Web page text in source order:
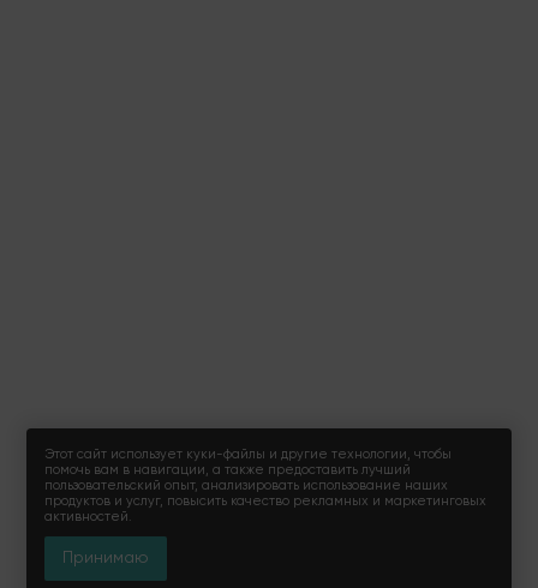
Этот сайт использует куки-файлы и другие технологии, чтобы
помочь вам в навигации, а также предоставить лучший
пользовательский опыт, анализировать использование наших
продуктов и услуг, повысить качество рекламных и маркетинговых
активностей.
Принимаю